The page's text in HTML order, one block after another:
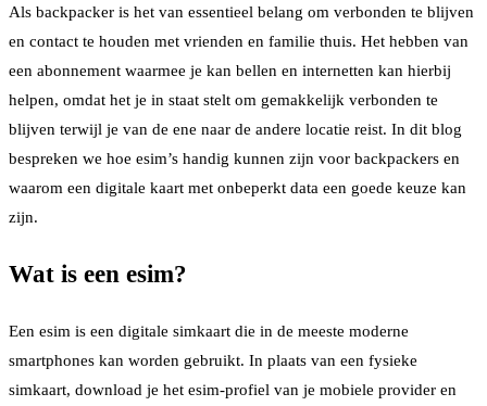
Als backpacker is het van essentieel belang om verbonden te blijven
en contact te houden met vrienden en familie thuis. Het hebben van
een abonnement waarmee je kan bellen en internetten kan hierbij
helpen, omdat het je in staat stelt om gemakkelijk verbonden te
blijven terwijl je van de ene naar de andere locatie reist. In dit blog
bespreken we hoe esim’s handig kunnen zijn voor backpackers en
waarom een digitale kaart met onbeperkt data een goede keuze kan
zijn.
Wat is een esim?
Een esim is een digitale simkaart die in de meeste moderne
smartphones kan worden gebruikt. In plaats van een fysieke
simkaart, download je het esim-profiel van je mobiele provider en